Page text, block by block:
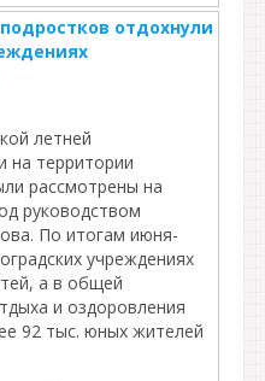
отдохнули
летней
на территории
рассмотрены на
руководством
По итогам июня-
учреждениях
а в общей
и оздоровления
92 тыс. юных жителей